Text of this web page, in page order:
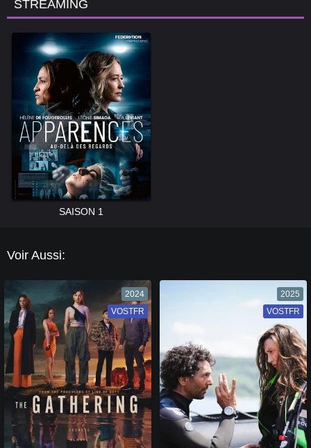
STREAMING
SAISON 1
Voir Aussi:
2024
VF
VOSTFR
2025
VF
VOSTFR